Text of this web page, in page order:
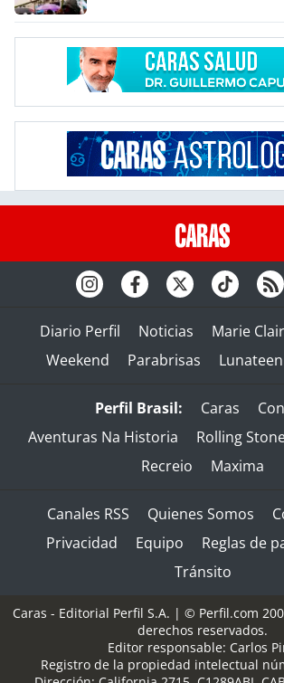
Diario Perfil Noticias Marie
Weekend
Parabrisas Lunateen
Perfil Brasil: Caras
Aventuras Na Historia
Rolling
Recreio
Maxima
Canales RSS Quienes Somos
Privacidad
Equipo
Reglas de
Tránsito
Caras - Editorial Perfil S.A. | © Perfil.com
derechos reservados.
Editor responsable: Carlos
Registro de la propiedad intelectual